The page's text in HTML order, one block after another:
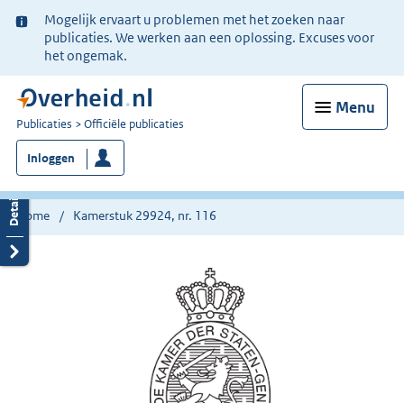
Ter
informatie:
Mogelijk ervaart u problemen met het zoeken naar
publicaties. We werken aan een oplossing. Excuses voor
het ongemak.
Menu
U
bent
nu
hier:
Publicaties Officiële publicaties
Inloggen
Home Kamerstuk 29924, nr. 116